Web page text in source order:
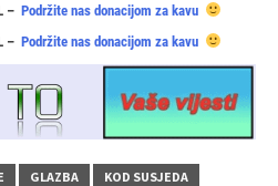
– Podržite nas donacijom za kavu
– Podržite nas donacijom za kavu
GLAZBA
KOD SUSJEDA